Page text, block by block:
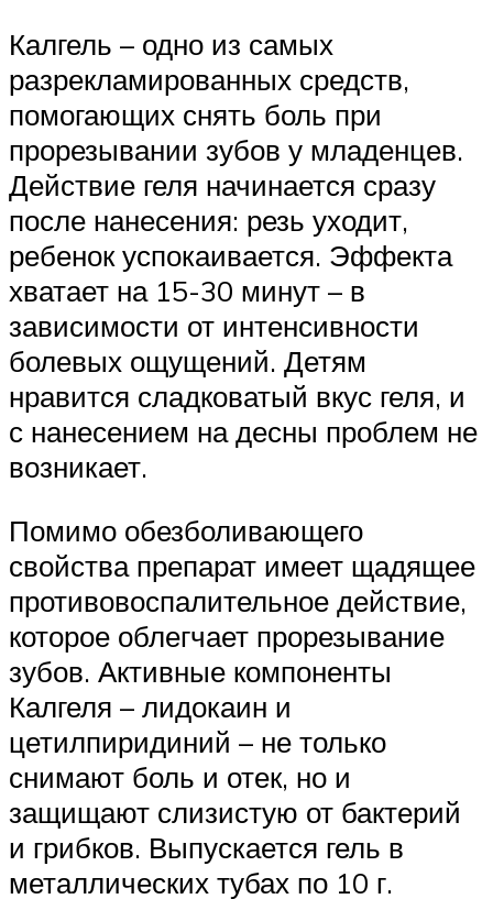
Калгель – одно из самых
разрекламированных средств,
помогающих снять боль при
прорезывании зубов у младенцев.
Действие геля начинается сразу
после нанесения: резь уходит,
ребенок успокаивается. Эффекта
хватает на 15-30 минут – в
зависимости от интенсивности
болевых ощущений. Детям
нравится сладковатый вкус геля, и
с нанесением на десны проблем не
возникает.
Помимо обезболивающего
свойства препарат имеет щадящее
противовоспалительное действие,
которое облегчает прорезывание
зубов. Активные компоненты
Калгеля – лидокаин и
цетилпиридиний – не только
снимают боль и отек, но и
защищают слизистую от бактерий
и грибков. Выпускается гель в
металлических тубах по 10 г.